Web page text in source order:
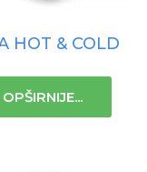
HOT & COLD
OPŠIRNIJE...